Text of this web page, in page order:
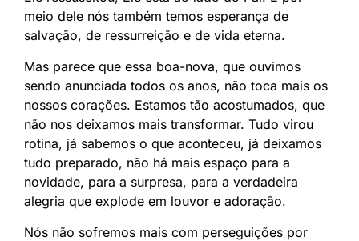
meio dele nós também temos esperança de
salvação, de ressurreição e de vida eterna.
Mas parece que essa boa-nova, que ouvimos
sendo anunciada todos os anos, não toca mais os
nossos corações. Estamos tão acostumados, que
não nos deixamos mais transformar. Tudo virou
rotina, já sabemos o que aconteceu, já deixamos
tudo preparado, não há mais espaço para a
novidade, para a surpresa, para a verdadeira
alegria que explode em louvor e adoração.
Nós não sofremos mais com perseguições por